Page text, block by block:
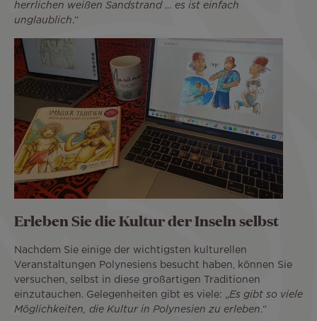
herrlichen weißen Sandstrand … es ist einfach
unglaublich.“
Erleben Sie die Kultur der Inseln selbst
Nachdem Sie einige der wichtigsten kulturellen
Veranstaltungen Polynesiens besucht haben, können Sie
versuchen, selbst in diese großartigen Traditionen
einzutauchen. Gelegenheiten gibt es viele: „Es gibt so viele
Möglichkeiten, die Kultur in Polynesien zu erleben.“